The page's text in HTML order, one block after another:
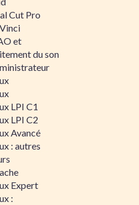
Cut Pro
et
du son
LPI C1
LPI C2
Avancé
: autres
Expert
: